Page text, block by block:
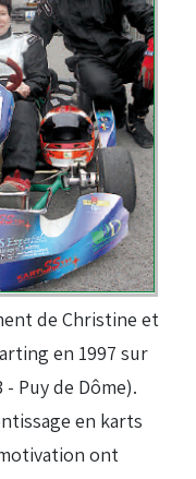
de Christine et
en 1997 sur
Puy de Dôme).
en karts
ont